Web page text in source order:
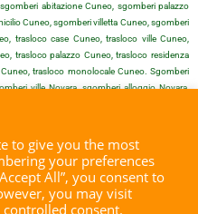
abitazione Cuneo, sgomberi palazzo
Cuneo, sgomberi villetta Cuneo, sgomberi
trasloco case Cuneo, trasloco ville Cuneo,
trasloco palazzo Cuneo, trasloco residenza
trasloco monolocale Cuneo. Sgomberi
ville Novara, sgomberi alloggio Novara,
monolocale Novara. Trasloco appartamenti
trasloco alloggio Novara, trasloco abitazione
Novara, trasloco domicilio Novara, trasloco
appartamenti Vercelli, sgomberi case Vercelli,
abitazione Vercelli, sgomberi palazzo
Vercelli, sgomberi villetta Vercelli, sgomberi
to give you the most
your preferences
All”, you consent to
you may visit
consent.